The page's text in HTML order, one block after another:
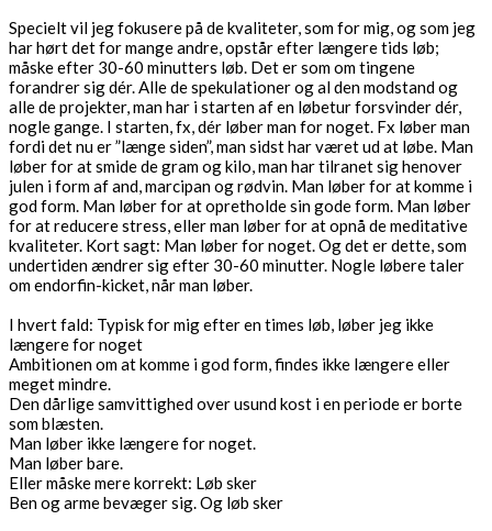
Specielt vil jeg fokusere på de kvaliteter, som for mig, og som jeg
har hørt det for mange andre, opstår efter længere tids løb;
måske efter 30-60 minutters løb. Det er som om tingene
forandrer sig dér. Alle de spekulationer og al den modstand og
alle de projekter, man har i starten af en løbetur forsvinder dér,
nogle gange. I starten, fx, dér løber man for noget. Fx løber man
fordi det nu er ”længe siden”, man sidst har været ud at løbe. Man
løber for at smide de gram og kilo, man har tilranet sig henover
julen i form af and, marcipan og rødvin. Man løber for at komme i
god form. Man løber for at opretholde sin gode form. Man løber
for at reducere stress, eller man løber for at opnå de meditative
kvaliteter. Kort sagt: Man løber for noget. Og det er dette, som
undertiden ændrer sig efter 30-60 minutter. Nogle løbere taler
om endorfin-kicket, når man løber.
I hvert fald: Typisk for mig efter en times løb, løber jeg ikke
længere for noget
Ambitionen om at komme i god form, findes ikke længere eller
meget mindre.
Den dårlige samvittighed over usund kost i en periode er borte
som blæsten.
Man løber ikke længere for noget.
Man løber bare.
Eller måske mere korrekt: Løb sker
Ben og arme bevæger sig. Og løb sker